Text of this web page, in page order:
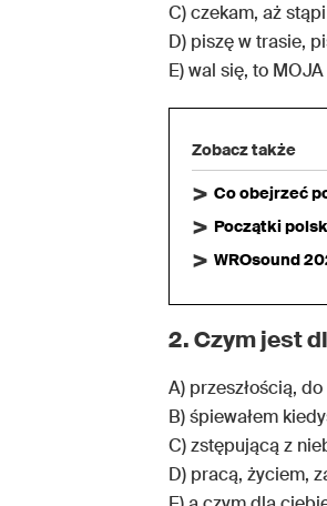
C) czekam, aż
D) piszę w trasie,
E) wal się, to
Zobacz także
Co obejrzeć
Początki
WROsound
2. Czym jest
A) przeszłością,
B) śpiewałem
C) zstępującą z
D) pracą, życiem,